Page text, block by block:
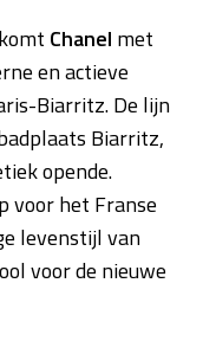
Chanel met
en actieve
Biarritz. De lijn
Biarritz,
opende.
voor het Franse
levenstijl van
voor de nieuwe